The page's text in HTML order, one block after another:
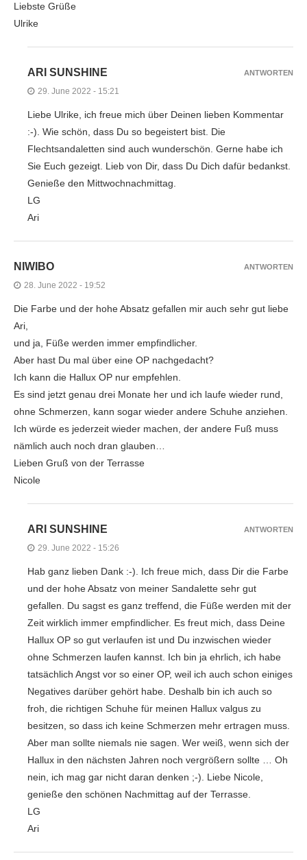
Liebste Grüße
Ulrike
ARI SUNSHINE
29. June 2022 - 15:21
Liebe Ulrike, ich freue mich über Deinen lieben Kommentar
:-). Wie schön, dass Du so begeistert bist. Die
Flechtsandaletten sind auch wunderschön. Gerne habe ich
Sie Euch gezeigt. Lieb von Dir, dass Du Dich dafür bedankst.
Genieße den Mittwochnachmittag.
LG
Ari
ANTWORTEN
NIWIBO
28. June 2022 - 19:52
Die Farbe und der hohe Absatz gefallen mir auch sehr gut liebe
Ari,
und ja, Füße werden immer empfindlicher.
Aber hast Du mal über eine OP nachgedacht?
Ich kann die Hallux OP nur empfehlen.
Es sind jetzt genau drei Monate her und ich laufe wieder rund,
ohne Schmerzen, kann sogar wieder andere Schuhe anziehen.
Ich würde es jederzeit wieder machen, der andere Fuß muss
nämlich auch noch dran glauben…
Lieben Gruß von der Terrasse
Nicole
ANTWORTEN
ARI SUNSHINE
29. June 2022 - 15:26
Hab ganz lieben Dank :-). Ich freue mich, dass Dir die Farbe
und der hohe Absatz von meiner Sandalette sehr gut
gefallen. Du sagst es ganz treffend, die Füße werden mit der
Zeit wirklich immer empfindlicher. Es freut mich, dass Deine
Hallux OP so gut verlaufen ist und Du inzwischen wieder
ohne Schmerzen laufen kannst. Ich bin ja ehrlich, ich habe
tatsächlich Angst vor so einer OP, weil ich auch schon einiges
Negatives darüber gehört habe. Deshalb bin ich auch so
froh, die richtigen Schuhe für meinen Hallux valgus zu
besitzen, so dass ich keine Schmerzen mehr ertragen muss.
Aber man sollte niemals nie sagen. Wer weiß, wenn sich der
Hallux in den nächsten Jahren noch vergrößern sollte … Oh
nein, ich mag gar nicht daran denken ;-). Liebe Nicole,
genieße den schönen Nachmittag auf der Terrasse.
LG
Ari
ANTWORTEN